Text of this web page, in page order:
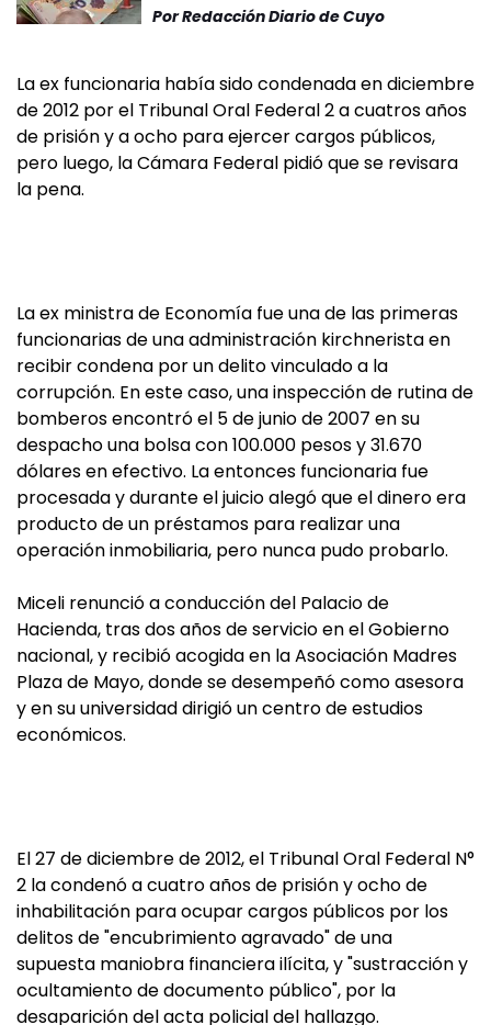
PorRedacción Diario de Cuyo
La ex funcionaria había sido condenada en diciembre
de 2012 por el Tribunal Oral Federal 2 a cuatros años
de prisión y a ocho para ejercer cargos públicos,
pero luego, la Cámara Federal pidió que se revisara
la pena.
La ex ministra de Economía fue una de las primeras
funcionarias de una administración kirchnerista en
recibir condena por un delito vinculado a la
corrupción. En este caso, una inspección de rutina de
bomberos encontró el 5 de junio de 2007 en su
despacho una bolsa con 100.000 pesos y 31.670
dólares en efectivo. La entonces funcionaria fue
procesada y durante el juicio alegó que el dinero era
producto de un préstamos para realizar una
operación inmobiliaria, pero nunca pudo probarlo.
Miceli renunció a conducción del Palacio de
Hacienda, tras dos años de servicio en el Gobierno
nacional, y recibió acogida en la Asociación Madres
Plaza de Mayo, donde se desempeñó como asesora
y en su universidad dirigió un centro de estudios
económicos.
El 27 de diciembre de 2012, el Tribunal Oral Federal N°
2 la condenó a cuatro años de prisión y ocho de
inhabilitación para ocupar cargos públicos por los
delitos de "encubrimiento agravado" de una
supuesta maniobra financiera ilícita, y "sustracción y
ocultamiento de documento público", por la
desaparición del acta policial del hallazgo.